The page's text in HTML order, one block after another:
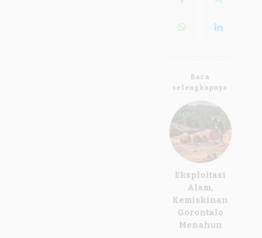
Baca
selengkapnya
Eksploitasi
Alam,
Kemiskinan
Gorontalo
Menahun